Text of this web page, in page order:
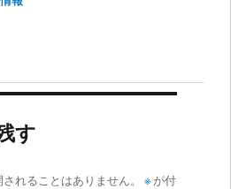
す
れることはありません。 ※が付